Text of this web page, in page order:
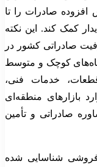
صادرات را تا
کمک کند. این نکته
صادراتی کشور در
کوچک و متوسط
قطعات، خدمات فنی،
بازارهای منطقه‌ای
صادراتی و تأمین
شناسایی شده